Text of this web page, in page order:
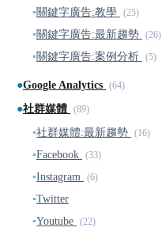
▪關鍵字廣告:教學 (25)
▪關鍵字廣告:最新趨勢 (26)
▪關鍵字廣告:案例分析 (5)
●Google Analytics (64)
●社群媒體 (89)
▪社群媒體:最新趨勢 (16)
▪Facebook (33)
▪Instagram (6)
▪Twitter
▪Youtube (22)